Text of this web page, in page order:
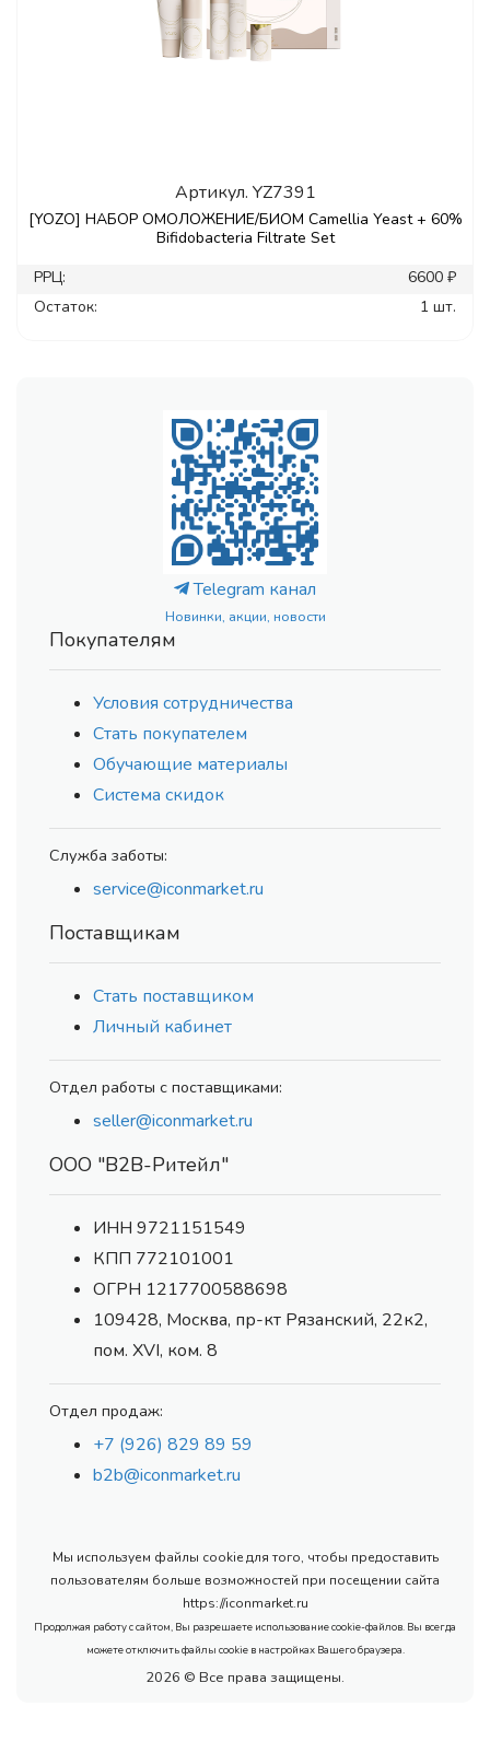
Артикул. YZ7391
[YOZO] НАБОР ОМОЛОЖЕНИЕ/БИОМ Сamellia Yeast + 60%
Bifidobacteria Filtrate Set
РРЦ:
6600 ₽
Остаток:
1 шт.
Telegram канал
Новинки, акции, новости
Покупателям
Условия сотрудничества
Стать покупателем
Обучающие материалы
Система скидок
Служба заботы:
service@iconmarket.ru
Поставщикам
Стать поставщиком
Личный кабинет
Отдел работы с поставщиками:
seller@iconmarket.ru
ООО "В2В-Ритейл"
ИНН 9721151549
КПП 772101001
ОГРН 1217700588698
109428, Москва, пр-кт Рязанский, 22к2,
пом. XVI, ком. 8
Отдел продаж:
+7 (926) 829 89 59
b2b@iconmarket.ru
Мы используем файлы cookie для того, чтобы предоставить
пользователям больше возможностей при посещении сайта
https://iconmarket.ru
Продолжая работу с сайтом, Вы разрешаете использование cookie-файлов. Вы всегда
можете отключить файлы cookie в настройках Вашего браузера.
2026 © Все права защищены.